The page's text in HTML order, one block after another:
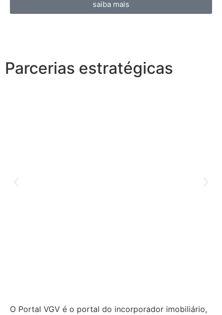
saiba mais
Parcerias estratégicas
O Portal VGV é o portal do incorporador imobiliário,